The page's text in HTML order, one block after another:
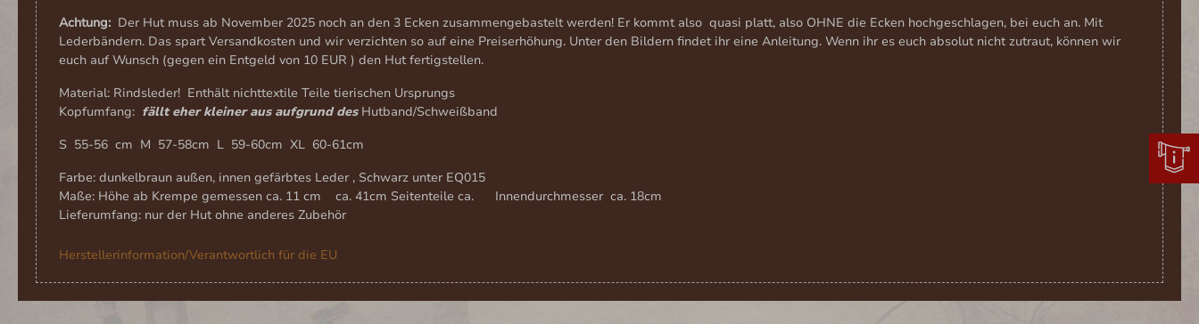
Achtung: Der Hut muss ab November 2025 noch an den 3 Ecken zusammengebastelt werden! Er kommt also quasi platt, also OHNE die Ecken hochgeschlagen, bei euch an. Mit
Lederbändern. Das spart Versandkosten und wir verzichten so auf eine Preiserhöhung. Unter den Bildern findet ihr eine Anleitung. Wenn ihr es euch absolut nicht zutraut, können wir
euch auf Wunsch (gegen ein Entgeld von 10 EUR ) den Hut fertigstellen.
Material: Rindsleder! Enthält nichttextile Teile tierischen Ursprungs
Kopfumfang: fällt eher kleiner aus aufgrund des Hutband/Schweißband
S 55-56 cm M 57-58cm L 59-60cm XL 60-61cm
Farbe: dunkelbraun außen, innen gefärbtes Leder , Schwarz unter EQ015
Maße: Höhe ab Krempe gemessen ca. 11 cm ca. 41cm Seitenteile ca. Innendurchmesser ca. 18cm
Lieferumfang: nur der Hut ohne anderes Zubehör
Herstellerinformation/Verantwortlich für die EU